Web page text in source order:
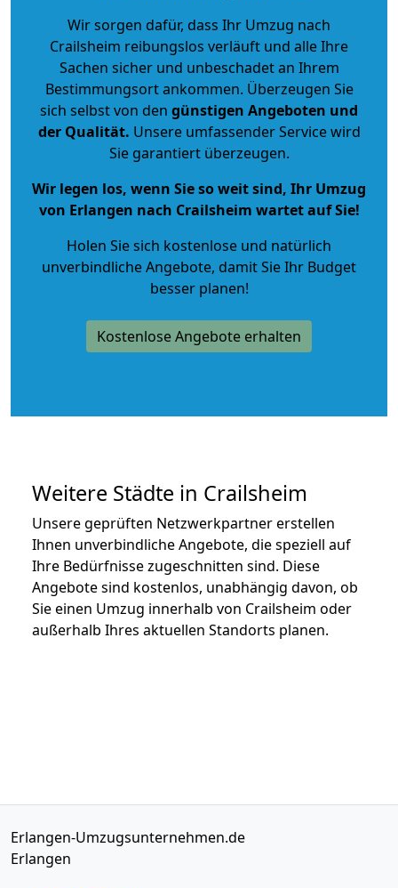
Wir sorgen dafür, dass Ihr Umzug nach
Crailsheim reibungslos verläuft und alle Ihre
Sachen sicher und unbeschadet an Ihrem
Bestimmungsort ankommen. Überzeugen Sie
sich selbst von den günstigen Angeboten und
der Qualität. Unsere umfassender Service wird
Sie garantiert überzeugen.
Wir legen los, wenn Sie so weit sind, Ihr Umzug
von Erlangen nach Crailsheim wartet auf Sie!
Holen Sie sich kostenlose und natürlich
unverbindliche Angebote, damit Sie Ihr Budget
besser planen!
Kostenlose Angebote erhalten
Weitere Städte in Crailsheim
Unsere geprüften Netzwerkpartner erstellen
Ihnen unverbindliche Angebote, die speziell auf
Ihre Bedürfnisse zugeschnitten sind. Diese
Angebote sind kostenlos, unabhängig davon, ob
Sie einen Umzug innerhalb von Crailsheim oder
außerhalb Ihres aktuellen Standorts planen.
Erlangen-Umzugsunternehmen.de
Erlangen